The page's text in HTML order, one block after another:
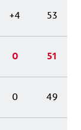
+4 53
0 51
0 49